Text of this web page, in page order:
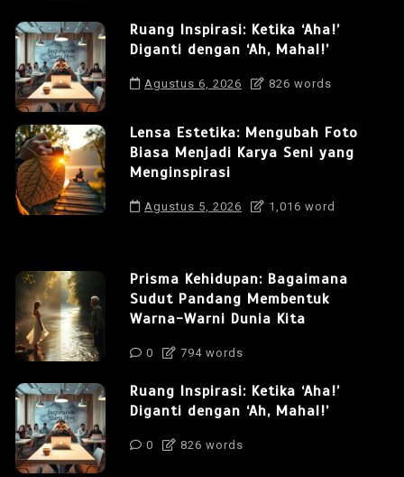
Ruang Inspirasi: Ketika ‘Aha!’
Diganti dengan ‘Ah, Mahal!’
Agustus 6, 2026 826 words
Lensa Estetika: Mengubah Foto
Biasa Menjadi Karya Seni yang
Menginspirasi
Agustus 5, 2026 1,016 word
Prisma Kehidupan: Bagaimana
Sudut Pandang Membentuk
Warna-Warni Dunia Kita
0 794 words
Ruang Inspirasi: Ketika ‘Aha!’
Diganti dengan ‘Ah, Mahal!’
0 826 words